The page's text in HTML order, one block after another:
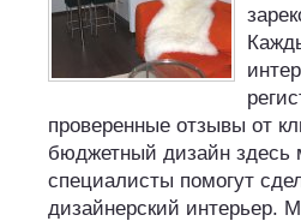
проверенные отзывы от
бюджетный дизайн
специалисты помогут
дизайнерский интерьер.